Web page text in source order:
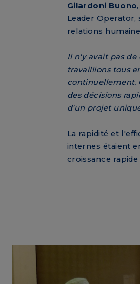
Gilardoni Buono
Leader
relations
Il n'y avait pas
travaillions tous
continuellement.
des décisions
d'un projet
La rapidité et
internes étaient
croissance